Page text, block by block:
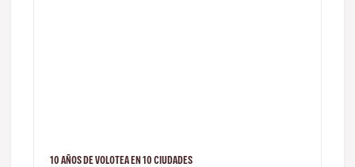
10 AÑOS DE VOLOTEA EN 10 CIUDADES